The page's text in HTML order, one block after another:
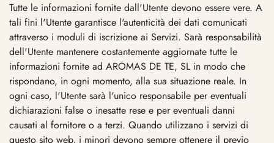
Tutte le informazioni fornite dall'Utente devono essere vere. A
tali fini l'Utente garantisce l'autenticità dei dati comunicati
attraverso i moduli di iscrizione ai Servizi. Sarà responsabilità
dell'Utente mantenere costantemente aggiornate tutte le
informazioni fornite ad AROMAS DE TE, SL in modo che
rispondano, in ogni momento, alla sua situazione reale. In
ogni caso, l'Utente sarà l'unico responsabile per eventuali
dichiarazioni false o inesatte rese e per eventuali danni
causati al fornitore o a terzi. Quando utilizzano i servizi di
questo sito web, i minori devono sempre ottenere il previo